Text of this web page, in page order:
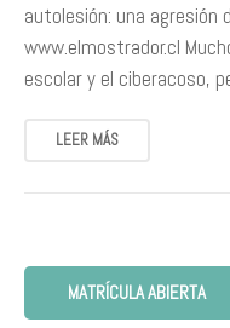
autolesión: una agresión
www.elmostrador.cl
escolar y el ciberacoso,
LEER MÁS
MATRÍCULA ABIERTA